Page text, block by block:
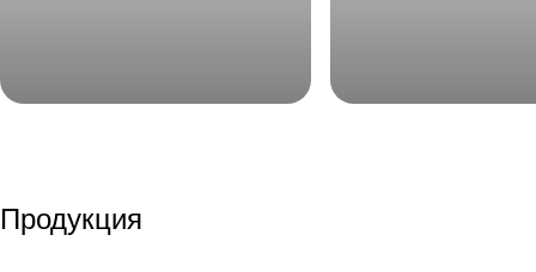
Продукция